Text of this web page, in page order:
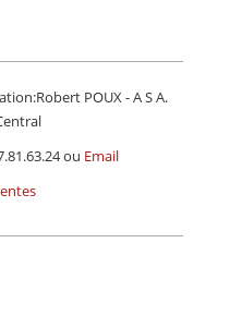
POUX - A S A.
ou Email